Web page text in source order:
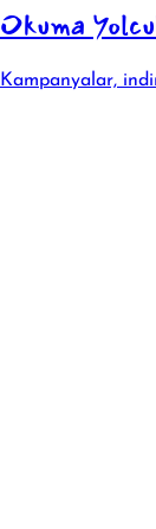
Okuma
Kampanyalar,